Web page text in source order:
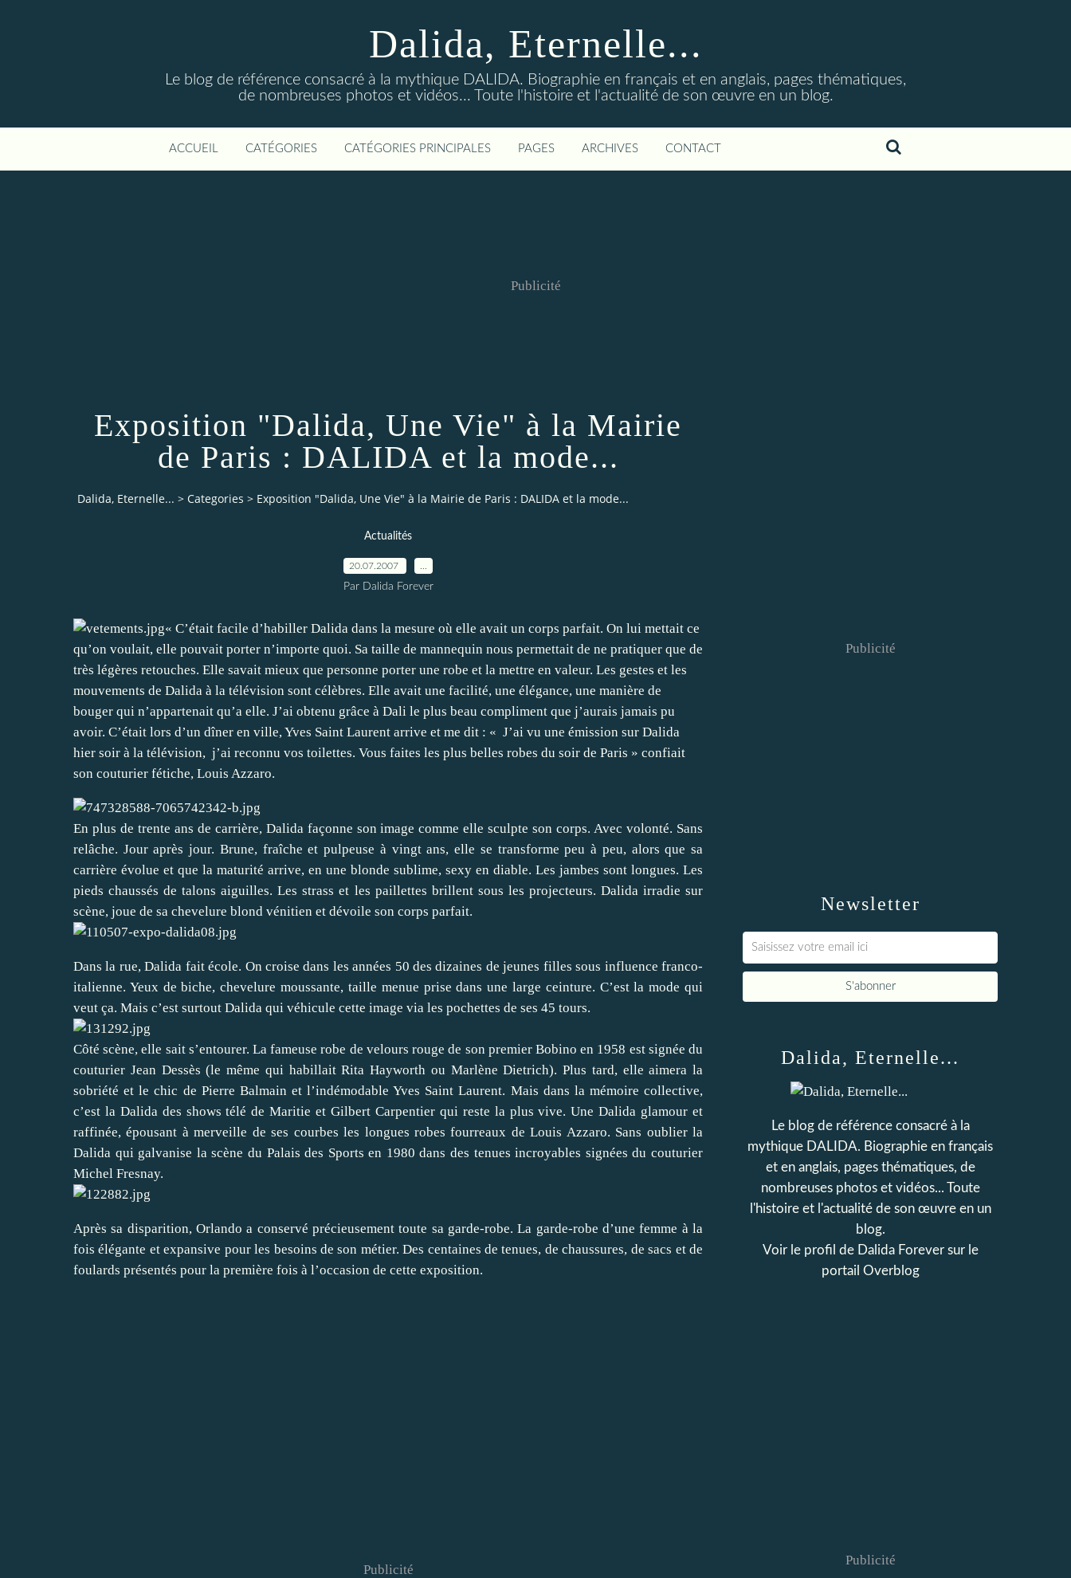
Dalida, Eternelle...
Le blog de référence consacré à la mythique DALIDA. Biographie en français et en anglais, pages thématiques,
de nombreuses photos et vidéos... Toute l'histoire et l'actualité de son œuvre en un blog.
ACCUEIL CATÉGORIES CATÉGORIES PRINCIPALES PAGES ARCHIVES CONTACT
Publicité
Exposition "Dalida, Une Vie" à la Mairie
de Paris : DALIDA et la mode...
Dalida, Eternelle... > Categories > Exposition "Dalida, Une Vie" à la Mairie de Paris : DALIDA et la mode...
Actualités
20.07.2007
Par Dalida Forever
« C’était facile d’habiller Dalida dans la mesure où elle avait un corps parfait. On lui mettait ce
qu’on voulait, elle pouvait porter n’importe quoi. Sa taille de mannequin nous permettait de ne pratiquer que de
très légères retouches. Elle savait mieux que personne porter une robe et la mettre en valeur. Les gestes et les
mouvements de Dalida à la télévision sont célèbres. Elle avait une facilité, une élégance, une manière de
bouger qui n’appartenait qu’a elle. J’ai obtenu grâce à Dali le plus beau compliment que j’aurais jamais pu
avoir. C’était lors d’un dîner en ville, Yves Saint Laurent arrive et me dit : « J’ai vu une émission sur Dalida
hier soir à la télévision, j’ai reconnu vos toilettes. Vous faites les plus belles robes du soir de Paris » confiait
son couturier fétiche, Louis Azzaro.
En plus de trente ans de carrière, Dalida façonne son image comme elle sculpte son corps. Avec volonté. Sans
relâche. Jour après jour. Brune, fraîche et pulpeuse à vingt ans, elle se transforme peu à peu, alors que sa
carrière évolue et que la maturité arrive, en une blonde sublime, sexy en diable. Les jambes sont longues. Les
pieds chaussés de talons aiguilles. Les strass et les paillettes brillent sous les projecteurs. Dalida irradie sur
scène, joue de sa chevelure blond vénitien et dévoile son corps parfait.
Dans la rue, Dalida fait école. On croise dans les années 50 des dizaines de jeunes filles sous influence franco-
italienne. Yeux de biche, chevelure moussante, taille menue prise dans une large ceinture. C’est la mode qui
veut ça. Mais c’est surtout Dalida qui véhicule cette image via les pochettes de ses 45 tours.
Côté scène, elle sait s’entourer. La fameuse robe de velours rouge de son premier Bobino en 1958 est signée du
couturier Jean Dessès (le même qui habillait Rita Hayworth ou Marlène Dietrich). Plus tard, elle aimera la
sobriété et le chic de Pierre Balmain et l’indémodable Yves Saint Laurent. Mais dans la mémoire collective,
c’est la Dalida des shows télé de Maritie et Gilbert Carpentier qui reste la plus vive. Une Dalida glamour et
raffinée, épousant à merveille de ses courbes les longues robes fourreaux de Louis Azzaro. Sans oublier la
Dalida qui galvanise la scène du Palais des Sports en 1980 dans des tenues incroyables signées du couturier
Michel Fresnay.
Après sa disparition, Orlando a conservé précieusement toute sa garde-robe. La garde-robe d’une femme à la
fois élégante et expansive pour les besoins de son métier. Des centaines de tenues, de chaussures, de sacs et de
foulards présentés pour la première fois à l’occasion de cette exposition.
Publicité
Newsletter
Publicité
Dalida, Eternelle...
Le blog de référence consacré à la
mythique DALIDA. Biographie en français
et en anglais, pages thématiques, de
nombreuses photos et vidéos... Toute
l'histoire et l'actualité de son œuvre en un
blog.
Voir le profil de Dalida Foreversur le
portail Overblog
Publicité